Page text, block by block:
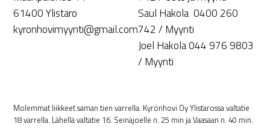
61400 Ylistaro
kyronhovimyynti@gmail.com
Saul Hakola 0400 260
742 / Myynti
Joel Hakola 044 976 9803
/ Myynti
Molemmat liikkeet saman tien varrella. Kyrönhovi Oy Ylistarossa valtatie
18 varrella. Lähellä valtatie 16. Seinäjoelle n. 25 min ja Vaasaan n. 40 min.